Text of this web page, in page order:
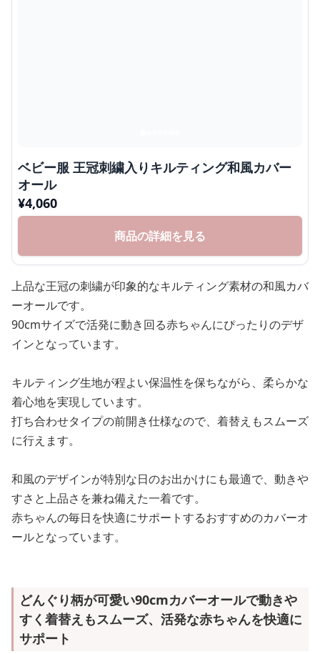
ベビー服 王冠刺繍入りキルティング和風カバー
オール
¥4,060
商品の詳細を見る
上品な王冠の刺繍が印象的なキルティング素材の和風カバ
ーオールです。
90cmサイズで活発に動き回る赤ちゃんにぴったりのデザ
インとなっています。
キルティング生地が程よい保温性を保ちながら、柔らかな
着心地を実現しています。
打ち合わせタイプの前開き仕様なので、着替えもスムーズ
に行えます。
和風のデザインが特別な日のお出かけにも最適で、動きや
すさと上品さを兼ね備えた一着です。
赤ちゃんの毎日を快適にサポートするおすすめのカバーオ
ールとなっています。
どんぐり柄が可愛い90cmカバーオールで動きや
すく着替えもスムーズ、活発な赤ちゃんを快適に
サポート